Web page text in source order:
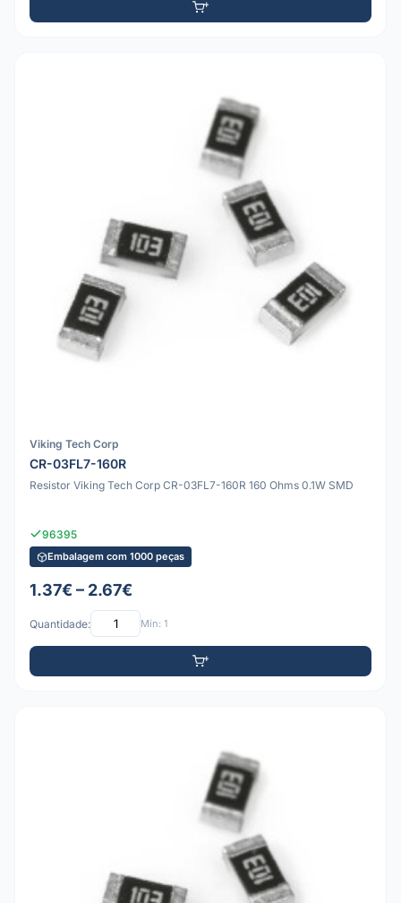
Viking Tech Corp
CR-03FL7-160R
Resistor Viking Tech Corp CR-03FL7-160R 160 Ohms 0.1W SMD
96395
Embalagem com 1000 peças
1.37€ – 2.67€
Quantidade: Mín: 1